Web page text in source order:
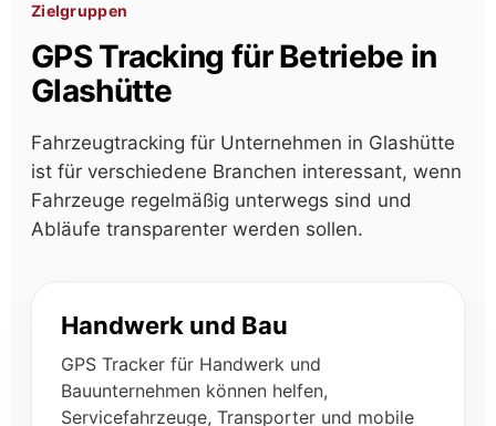
Zielgruppen
GPS Tracking für Betriebe in
Glashütte
Fahrzeugtracking für Unternehmen in Glashütte
ist für verschiedene Branchen interessant, wenn
Fahrzeuge regelmäßig unterwegs sind und
Abläufe transparenter werden sollen.
Handwerk und Bau
GPS Tracker für Handwerk und
Bauunternehmen können helfen,
Servicefahrzeuge, Transporter und mobile